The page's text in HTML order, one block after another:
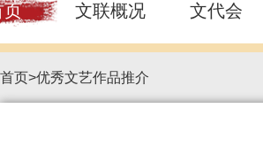
页 文联概况 文代会
首页>优秀文艺作品推介